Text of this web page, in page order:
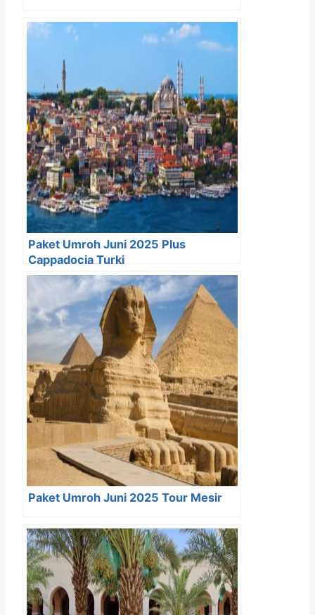
Paket Umroh Juni 2025 Plus
Cappadocia Turki
Paket Umroh Juni 2025 Tour Mesir